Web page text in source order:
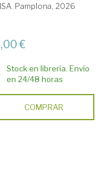
Pamplona, 2026
€
Stock en librería. Envío
en 24/48 horas
COMPRAR